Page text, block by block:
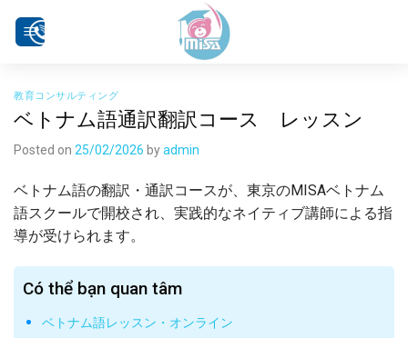
教育コンサルティング
ベトナム語通訳翻訳コース レッスン
Posted on 25/02/2026 byadmin
ベトナム語の翻訳・通訳コースが、東京のMISAベトナム
語スクールで開校され、実践的なネイティブ講師による指
導が受けられます。
Có thể bạn quan tâm
ベトナム語レッスン・オンライン